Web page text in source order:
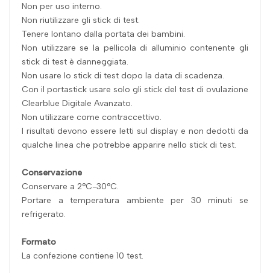
Non per uso interno.
Non riutilizzare gli stick di test.
Tenere lontano dalla portata dei bambini.
Non utilizzare se la pellicola di alluminio contenente gli
stick di test è danneggiata.
Non usare lo stick di test dopo la data di scadenza.
Con il portastick usare solo gli stick del test di ovulazione
Clearblue Digitale Avanzato.
Non utilizzare come contraccettivo.
I risultati devono essere letti sul display e non dedotti da
qualche linea che potrebbe apparire nello stick di test.
Conservazione
Conservare a 2°C-30°C.
Portare a temperatura ambiente per 30 minuti se
refrigerato.
Formato
La confezione contiene 10 test.